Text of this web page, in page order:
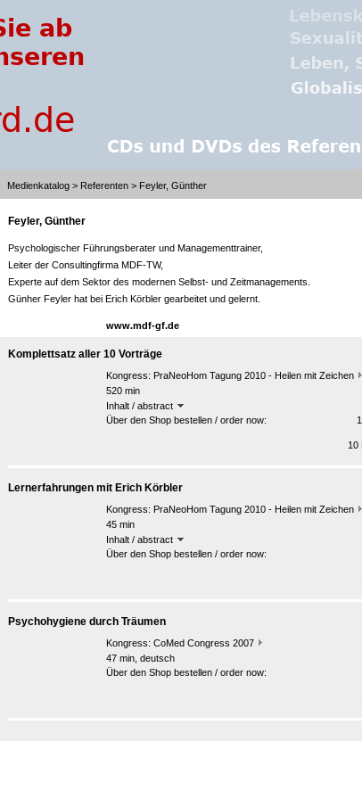
Medienkatalog > Referenten > Feyler, Günther
Feyler, Günther
Psychologischer Führungsberater und Managementtrainer,
Leiter der Consultingfirma MDF-TW,
Experte auf dem Sektor des modernen Selbst- und Zeitmanagements.
Günher Feyler hat bei Erich Körbler gearbeitet und gelernt.
www.mdf-gf.de
Komplettsatz aller 10 Vorträge
Kongress: PraNeoHom Tagung 2010 - Heilen mit Zeichen
520 min
Inhalt / abstract
Über den Shop bestellen / order now:
10
Lernerfahrungen mit Erich Körbler
Kongress: PraNeoHom Tagung 2010 - Heilen mit Zeichen
45 min
Inhalt / abstract
Über den Shop bestellen / order now:
Psychohygiene durch Träumen
Kongress: CoMed Congress 2007
47 min, deutsch
Über den Shop bestellen / order now: